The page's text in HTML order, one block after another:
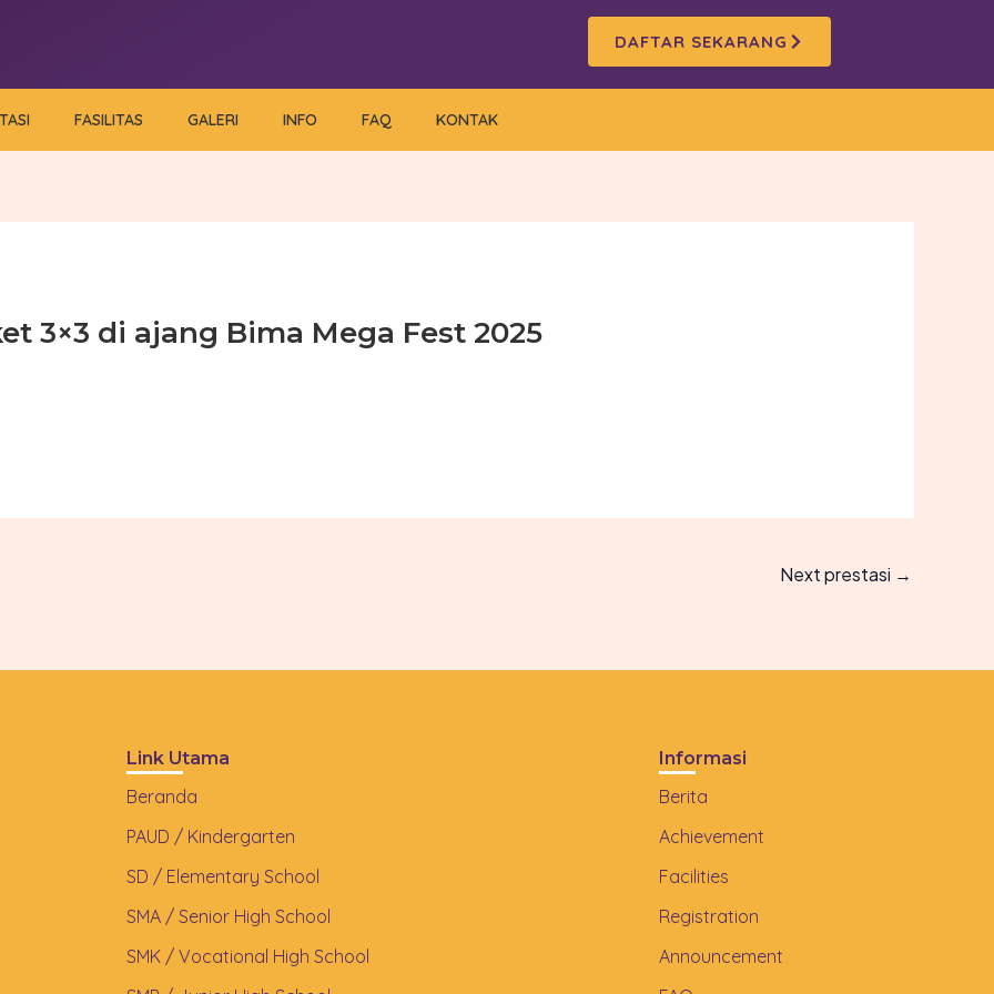
DAFTAR SEKARANG
FASILITAS GALERI INFO FAQ KONTAK
3×3 di ajang Bima Mega Fest 2025
Next prestasi →
Link Utama
Beranda
PAUD / Kindergarten
SD / Elementary School
SMA / Senior High School
SMK / Vocational High School
Informasi
Berita
Achievement
Facilities
Registration
Announcement